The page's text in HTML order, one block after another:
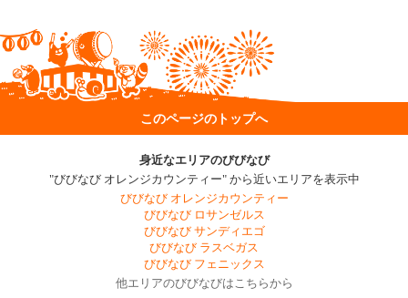
このページのトップへ
身近なエリアのびびなび
"びびなび オレンジカウンティー" から近いエリアを表示中
びびなび オレンジカウンティー
びびなび ロサンゼルス
びびなび サンディエゴ
びびなび ラスベガス
びびなび フェニックス
他エリアのびびなびはこちらから